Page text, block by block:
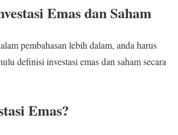
Emas dan Saham
pembahasan lebih dalam, anda harus
definisi investasi emas dan saham secara
Emas?